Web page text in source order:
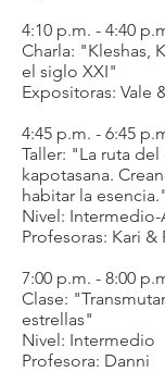
4:10 p.m. - 4:40
Charla: "Kleshas,
el siglo XXI"
Expositoras: Vale
4:45 p.m. - 6:45
Taller: "La ruta
kapotasana.
habitar la esencia."
Nivel: Intermedio-
Profesoras: Kari &
7:00 p.m. - 8:00
Clase:
estrellas"
Nivel: Intermedio
Profesora: Danni